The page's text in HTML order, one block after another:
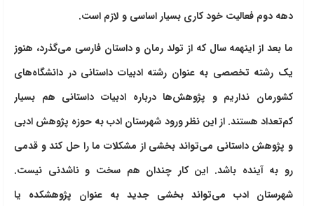
دهه دوم فعالیت خود کاری بسیار اساسی و لازم است.
ما بعد از اینهمه سال که از تولد رمان و داستان فارسی می‌گذرد، هنوز
یک رشته تخصصی به عنوان رشته ادبیات داستانی در دانشگاه‌های
کشورمان نداریم و پژوهش‌ها درباره ادبیات داستانی هم بسیار
کم‌تعداد هستند. از این نظر ورود شهرستان ادب به حوزه پژوهش ادبی
و پژوهش داستانی می‌تواند بخشی از مشکلات ما را حل کند و قدمی
رو به آینده باشد. این کار چندان هم سخت و ناشدنی نیست.
شهرستان ادب می‌تواند بخشی جدید به عنوان پژوهشکده یا